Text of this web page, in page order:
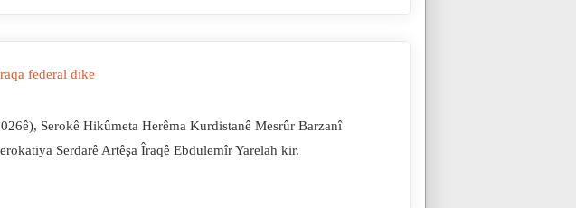
federal dike
Serokê Hikûmeta Herêma Kurdistanê Mesrûr Barzanî
Serdarê Artêşa Îraqê Ebdulemîr Yarelah kir.